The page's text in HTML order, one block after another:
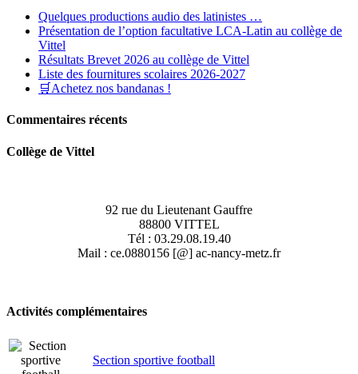
Quelques productions audio des latinistes …
Présentation de l’option facultative LCA-Latin au collège de
Vittel
Résultats Brevet 2026 au collège de Vittel
Liste des fournitures scolaires 2026-2027
🛒Achetez nos bandanas !
Commentaires récents
Collège de Vittel
92 rue du Lieutenant Gauffre
88800 VITTEL
Tél : 03.29.08.19.40
Mail : ce.0880156 [@] ac-nancy-metz.fr
Activités complémentaires
Section sportive football